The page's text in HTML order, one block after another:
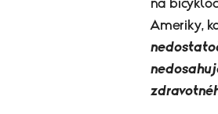
na
Ameriky,